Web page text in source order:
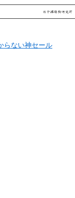
らない神セール